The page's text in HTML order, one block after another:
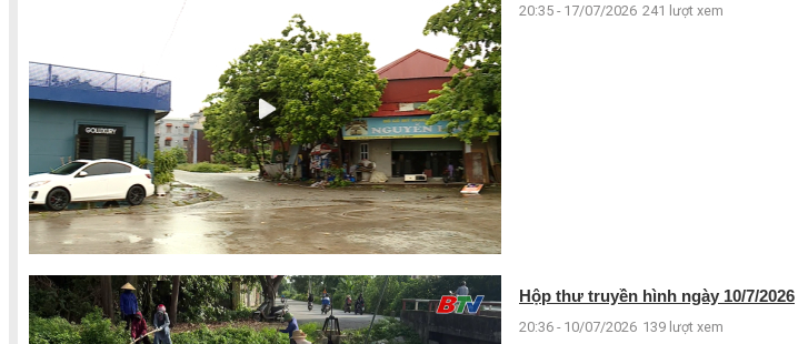
20:35 - 17/07/2026 241 lượt xem
Hộp thư truyền hình ngày 10/7/2026
20:36 - 10/07/2026 139 lượt xem